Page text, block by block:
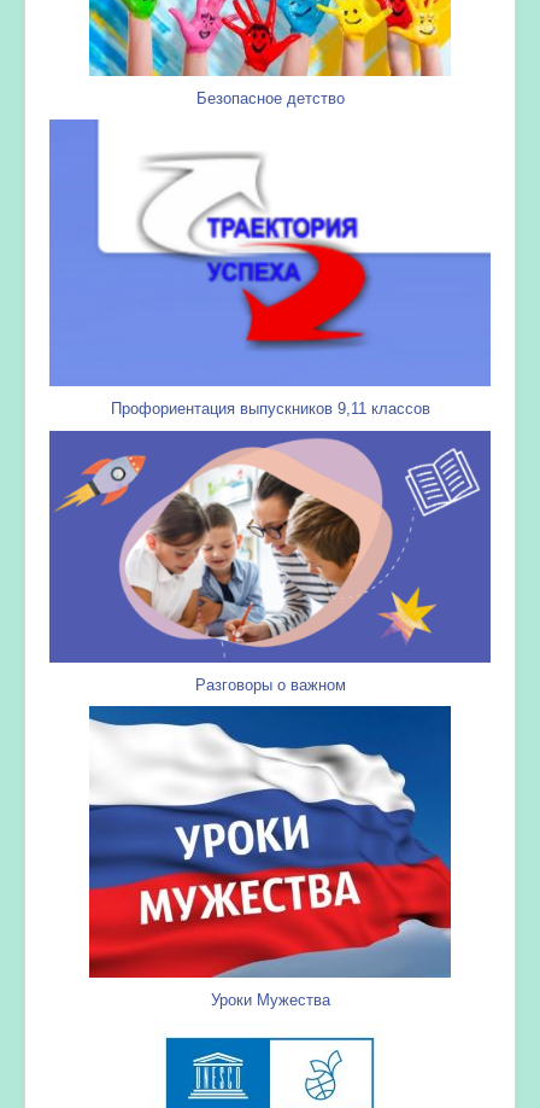
Безопасное детство
Профориентация выпускников 9,11 классов
Разговоры о важном
Уроки Мужества